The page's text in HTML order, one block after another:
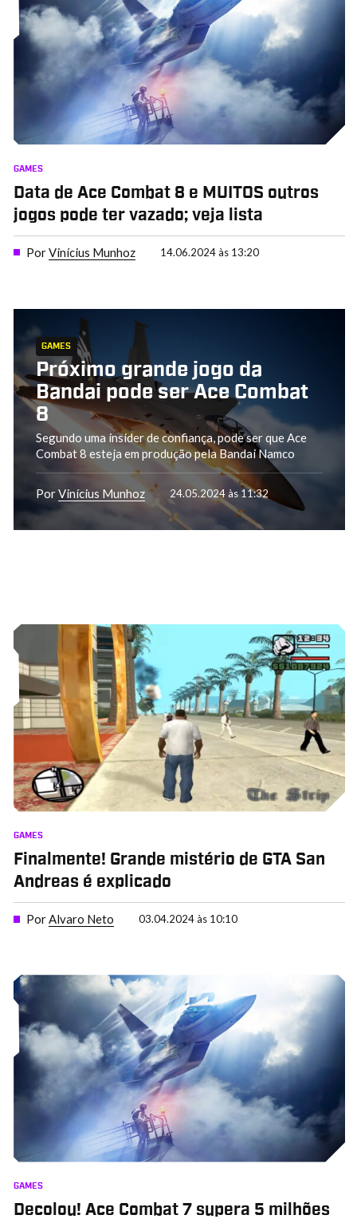
GAMES
Data de Ace Combat 8 e MUITOS outros
jogos pode ter vazado; veja lista
PorVinícius Munhoz 14.06.2024 às 13:20
GAMES
Próximo grande jogo da
Bandai pode ser Ace Combat
8
Segundo uma insider de confiança, pode ser que Ace
Combat 8 esteja em produção pela Bandai Namco
PorVinícius Munhoz 24.05.2024 às 11:32
GAMES
Finalmente! Grande mistério de GTA San
Andreas é explicado
PorAlvaro Neto 03.04.2024 às 10:10
GAMES
Decolou! Ace Combat 7 supera 5 milhões